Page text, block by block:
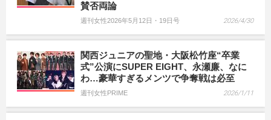
賛否両論
週刊女性2026年5月12日・19日号 2026/4/30
関西ジュニアの聖地・大阪松竹座“卒業
式”公演にSUPER EIGHT、永瀬廉、なに
わ…豪華すぎるメンツで争奪戦は必至
週刊女性PRIME 2026/1/11